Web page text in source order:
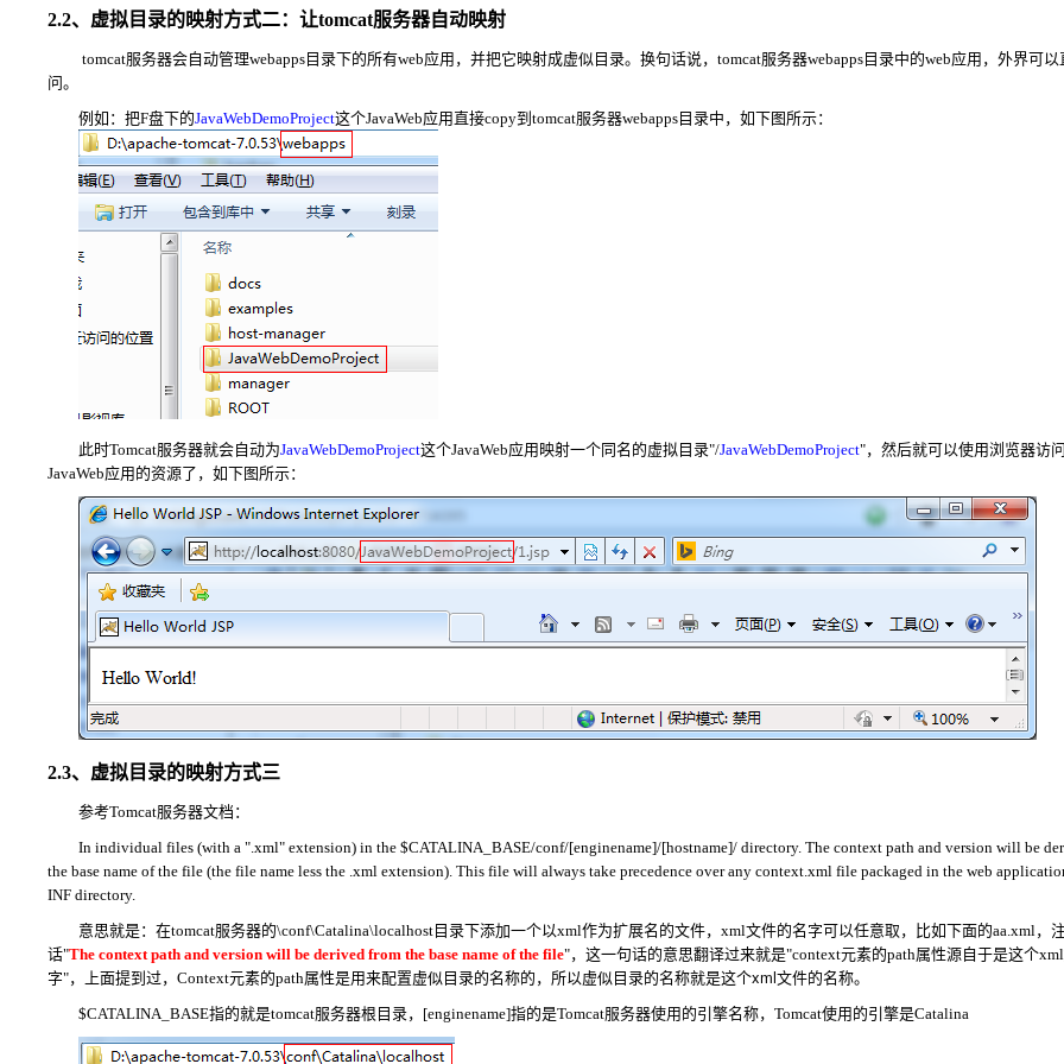
2.2、虚拟目录的映射方式二：让tomcat服务器自动映射
tomcat服务器会自动管理webapps目录下的所有web应用，并把它映射成虚似目录。换句话说，tomcat服务器webapps目录中的web应用，外界可以
问。
例如：把F盘下的JavaWebDemoProject这个JavaWeb应用直接copy到 tomcat服务器webapps目录中，如下图所示：
此时Tomcat服务器就会自动为JavaWebDemoProject这个JavaWeb应用映射一个同名的虚拟目录"/JavaWebDemoProject"，然后就可以使用浏览器访
JavaWeb应用 的资源了，如下图所示：
2.3、虚拟目录的映射方式三
参考Tomcat服务器文档：
In individual files (with a ".xml" extension) in the $CATALINA_BASE/conf/[enginename]/[hostname]/ directory. The context path and version will be
the base name of the file (the file name less the .xml extension). This file will always take precedence over any context.xml file packaged in the web
INF directory.
意思就是：在tomcat服务器的\conf\Catalina\localhost目录下添加一个以xml作为扩展名的文件，xml文件的名字可以任意取，比如下面的aa.xml，
话"The context path and version will be derived from the base name of the file"，这一句话的意思翻译过来就是"context元素的path属性源自于是这个
字"，上面提到过， Context元素的path属性是用来配置虚似目录的名称的，所以虚似目录的名称就是这个xml文件的名称。
$CATALINA_BASE指的就是tomcat服务器根目录， [enginename]指的是Tomcat服务器使用的引擎名称，Tomcat使用的引擎是Catalina